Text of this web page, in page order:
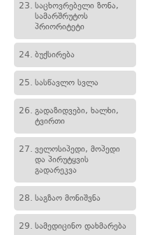
23. საცხოვრებელი ზონა,
სამარშრუტოს
პრიორიტეტი
24. ბუქსირება
25. სასწავლო სვლა
26. გადაზიდვები, ხალხი,
ტვირთი
27. ველოსიპედი, მოპედი
და პირუტყვის
გადარეკვა
28. საგზაო მონიშვნა
29. სამედიცინო დახმარება